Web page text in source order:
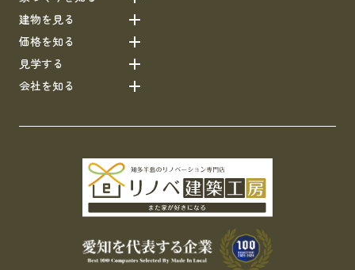
建物を見る
価格を知る
見学する
会社を知る